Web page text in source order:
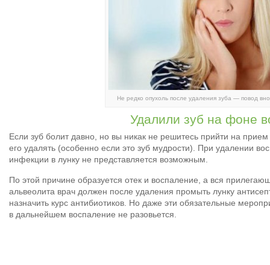
Не редко опухоль после удаления зуба — повод
Удалили зуб на фоне
Если зуб болит давно, но вы никак не решитесь прийти на
его удалять (особенно если это зуб мудрости). При удалении
инфекции в лунку не представляется возможным.
По этой причине образуется отек и воспаление, а вся
альвеолита врач должен после удаления промыть лунку
назначить курс антибиотиков. Но даже эти обязательные
в дальнейшем воспаление не разовьется.